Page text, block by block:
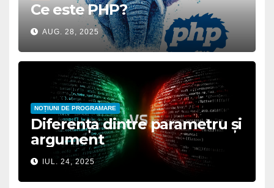
Ce este PHP?
AUG. 28, 2025
NOȚIUNI DE PROGRAMARE
Diferența dintre parametru și
argument
IUL. 24, 2025